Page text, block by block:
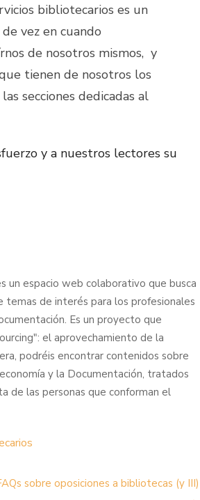
bibliotecarios es un
vez en cuando
de nosotros mismos, y
tienen de nosotros los
secciones dedicadas al
y a nuestros lectores su
un espacio web colaborativo que busca
temas de interés para los profesionales
Es un proyecto que
el aprovechamiento de la
podréis encontrar contenidos sobre
y la Documentación, tratados
de las personas que conforman el
sobre oposiciones a bibliotecas (y III)